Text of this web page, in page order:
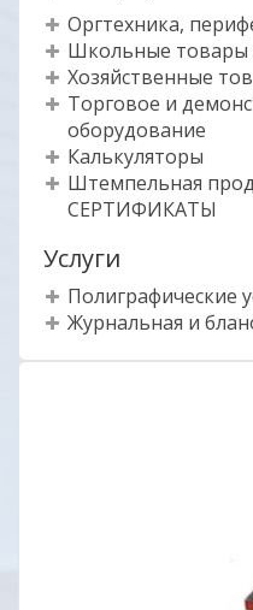
Оргтехника,
Школьные товары
Хозяйственные
Торговое и
оборудование
Калькуляторы
Штемпельная
СЕРТИФИКАТЫ
Услуги
Полиграфические
Журнальная и